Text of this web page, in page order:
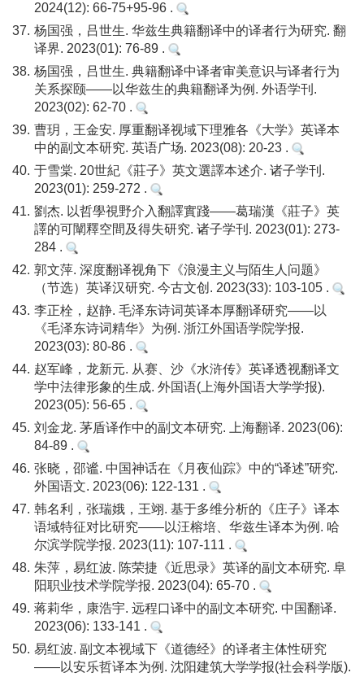
2024(12): 66-75+95-96 .
37. 杨国强，吕世生. 华兹生典籍翻译中的译者行为研究. 翻
译界. 2023(01): 76-89 .
38. 杨国强，吕世生. 典籍翻译中译者审美意识与译者行为
关系探颐——以华兹生的典籍翻译为例. 外语学刊.
2023(02): 62-70 .
39. 曹玥，王金安. 厚重翻译视域下理雅各《大学》英译本
中的副文本研究. 英语广场. 2023(08): 20-23 .
40. 于雪棠. 20世紀《莊子》英文選譯本述介. 诸子学刊.
2023(01): 259-272 .
41. 劉杰. 以哲學視野介入翻譯實踐——葛瑞漢《莊子》英
譯的可闡釋空間及得失研究. 诸子学刊. 2023(01): 273-
284 .
42. 郭文萍. 深度翻译视角下《浪漫主义与陌生人问题》
（节选）英译汉研究. 今古文创. 2023(33): 103-105 .
43. 李正栓，赵静. 毛泽东诗词英译本厚翻译研究——以
《毛泽东诗词精华》为例. 浙江外国语学院学报.
2023(03): 80-86 .
44. 赵军峰，龙新元. 从赛、沙《水浒传》英译透视翻译文
学中法律形象的生成. 外国语(上海外国语大学学报).
2023(05): 56-65 .
45. 刘金龙. 茅盾译作中的副文本研究. 上海翻译. 2023(06):
84-89 .
46. 张晓，邵谧. 中国神话在《月夜仙踪》中的“译述”研究.
外国语文. 2023(06): 122-131 .
47. 韩名利，张瑞娥，王翊. 基于多维分析的《庄子》译本
语域特征对比研究——以汪榕培、华兹生译本为例. 哈
尔滨学院学报. 2023(11): 107-111 .
48. 朱萍，易红波. 陈荣捷《近思录》英译的副文本研究. 阜
阳职业技术学院学报. 2023(04): 65-70 .
49. 蒋莉华，康浩宇. 远程口译中的副文本研究. 中国翻译.
2023(06): 133-141 .
50. 易红波. 副文本视域下《道德经》的译者主体性研究
——以安乐哲译本为例. 沈阳建筑大学学报(社会科学版).